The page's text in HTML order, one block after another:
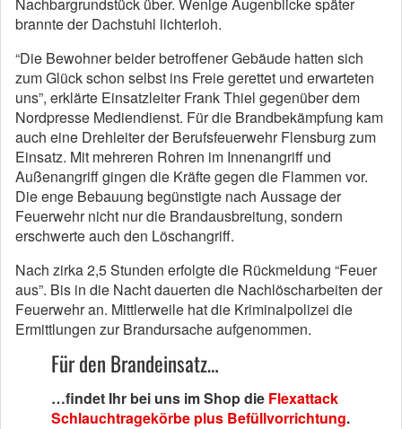
brannte der Dachstuhl lichterloh.
“Die Bewohner beider betroffener Gebäude hatten sich
zum Glück schon selbst ins Freie gerettet und erwarteten
uns”, erklärte Einsatzleiter Frank Thiel gegenüber dem
Nordpresse Mediendienst. Für die Brandbekämpfung kam
auch eine Drehleiter der Berufsfeuerwehr Flensburg zum
Einsatz. Mit mehreren Rohren im Innenangriff und
Außenangriff gingen die Kräfte gegen die Flammen vor.
Die enge Bebauung begünstigte nach Aussage der
Feuerwehr nicht nur die Brandausbreitung, sondern
erschwerte auch den Löschangriff.
Nach zirka 2,5 Stunden erfolgte die Rückmeldung “Feuer
aus”. Bis in die Nacht dauerten die Nachlöscharbeiten der
Feuerwehr an. Mittlerweile hat die Kriminalpolizei die
Ermittlungen zur Brandursache aufgenommen.
Für den Brandeinsatz…
…findet Ihr bei uns im Shop die Flexattack
Schlauchtragekörbe plus Befüllvorrichtung.